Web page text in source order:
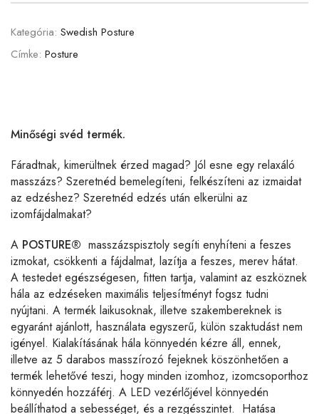
Kategória: Swedish Posture
Címke: Posture
Minőségi svéd termék.
Fáradtnak, kimerültnek érzed magad? Jól esne egy relaxáló
masszázs? Szeretnéd bemelegíteni, felkészíteni az izmaidat
az edzéshez? Szeretnéd edzés után elkerülni az
izomfájdalmakat?
A POSTURE® masszázspisztoly segíti enyhíteni a feszes
izmokat, csökkenti a fájdalmat, lazítja a feszes, merev hátat.
A testedet egészségesen, fitten tartja, valamint az eszköznek
hála az edzéseken maximális teljesítményt fogsz tudni
nyújtani. A termék laikusoknak, illetve szakembereknek is
egyaránt ajánlott, használata egyszerű, külön szaktudást nem
igényel. Kialakításának hála könnyedén kézre áll, ennek,
illetve az 5 darabos masszírozó fejeknek köszönhetően a
termék lehetővé teszi, hogy minden izomhoz, izomcsoporthoz
könnyedén hozzáférj. A LED vezérlőjével könnyedén
beállíthatod a sebességet, és a rezgésszintet. Hatása